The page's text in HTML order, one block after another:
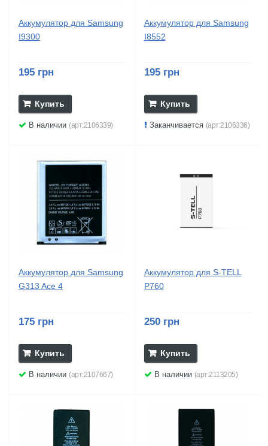
Аккумулятор для Samsung
I9300
195 грн
Купить
В наличии (арт:2106339)
Аккумулятор для Samsung
I8552
195 грн
Купить
Заканчивается (арт:2106336)
Аккумулятор для Samsung
G313 Ace 4
175 грн
Купить
В наличии (арт:2107667)
Аккумулятор для S-TELL
P760
250 грн
Купить
В наличии (арт:2113205)